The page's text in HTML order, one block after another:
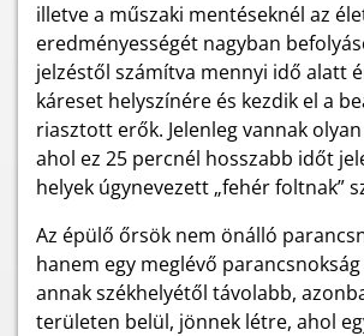
illetve a műszaki mentéseknél az
eredményességét nagyban
jelzéstől számítva mennyi idő alatt
káreset helyszínére és kezdik el a
riasztott erők. Jelenleg vannak
ahol ez 25 percnél hosszabb időt
helyek úgynevezett „fehér foltnak”
Az épülő őrsök nem önálló
hanem egy meglévő
annak székhelyétől távolabb,
területen belül, jönnek létre, ahol